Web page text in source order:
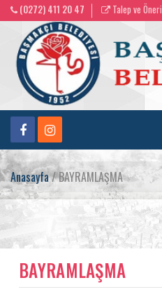
(0272) 411 20 47 Talep ve Öneri
Anasayfa/ BAYRAMLAŞMA
BAYRAMLAŞMA